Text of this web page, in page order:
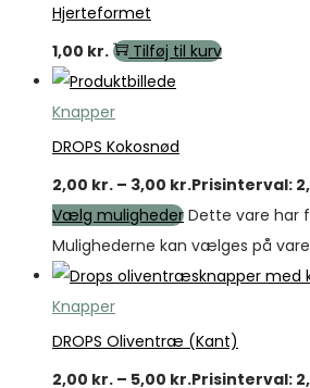
Hjerteformet
1,00 kr. Tilføj til kurv
Knapper
DROPS Kokosnød
2,00 kr. – 3,00 kr.Prisinterval:
Vælg muligheder Dette vare har
Mulighederne kan vælges på
Knapper
DROPS Oliventræ (Kant)
2,00 kr. – 5,00 kr.Prisinterval: